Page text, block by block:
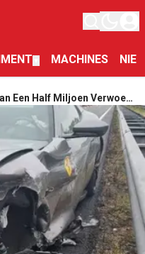
MACHINES
Een Half Miljoen Verwoest
Op A2, Pijnlijke Les!